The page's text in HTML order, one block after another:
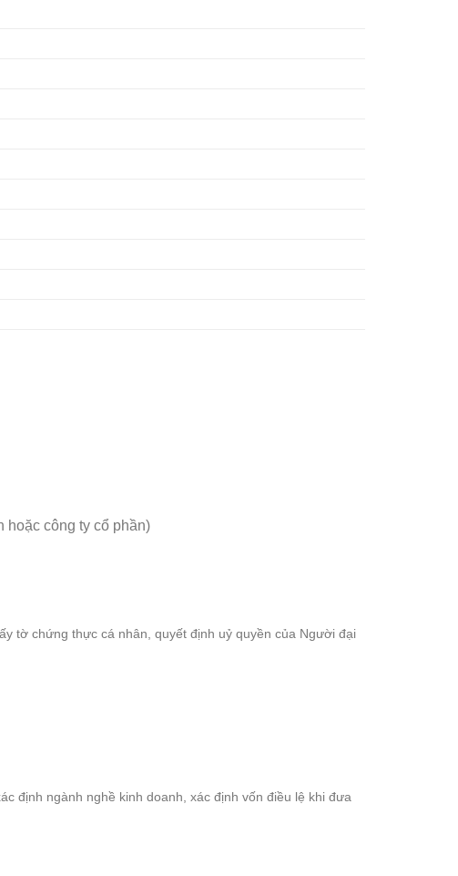
hoặc công ty cổ phần)
tờ chứng thực cá nhân, quyết định uỷ quyền của Người đại
định ngành nghề kinh doanh, xác định vốn điều lệ khi đưa